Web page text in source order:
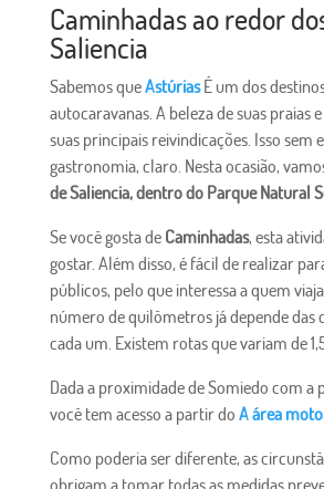
Caminhadas ao redor
Saliencia
Sabemos queAstúriasÉ um dos
autocaravanas. A beleza de suas praias
suas principais reivindicações. Isso sem
gastronomia, claro. Nesta ocasião,
de Saliencia, dentro do Parque Natural
Se você gosta de Caminhadas, esta
gostar. Além disso, é fácil de realizar
públicos, pelo que interessa a quem
número de quilômetros já depende das
cada um. Existem rotas que variam de
Dada a proximidade de Somiedo com a
você tem acesso a partir do A área
Como poderia ser diferente, as
obrigam a tomar todas as medidas